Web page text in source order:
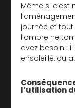
Même si c’est
journée et tout
l’ombre ne
avez besoin :
ensoleillé, ou
l’utilisation